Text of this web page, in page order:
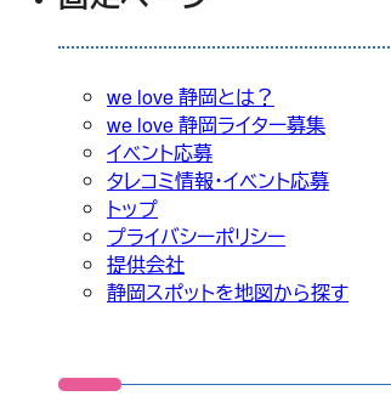
we love 静岡とは？
we love 静岡ライター募集
イベント応募
タレコミ情報・イベント応募
トップ
プライバシーポリシー
提供会社
静岡スポットを地図から探す